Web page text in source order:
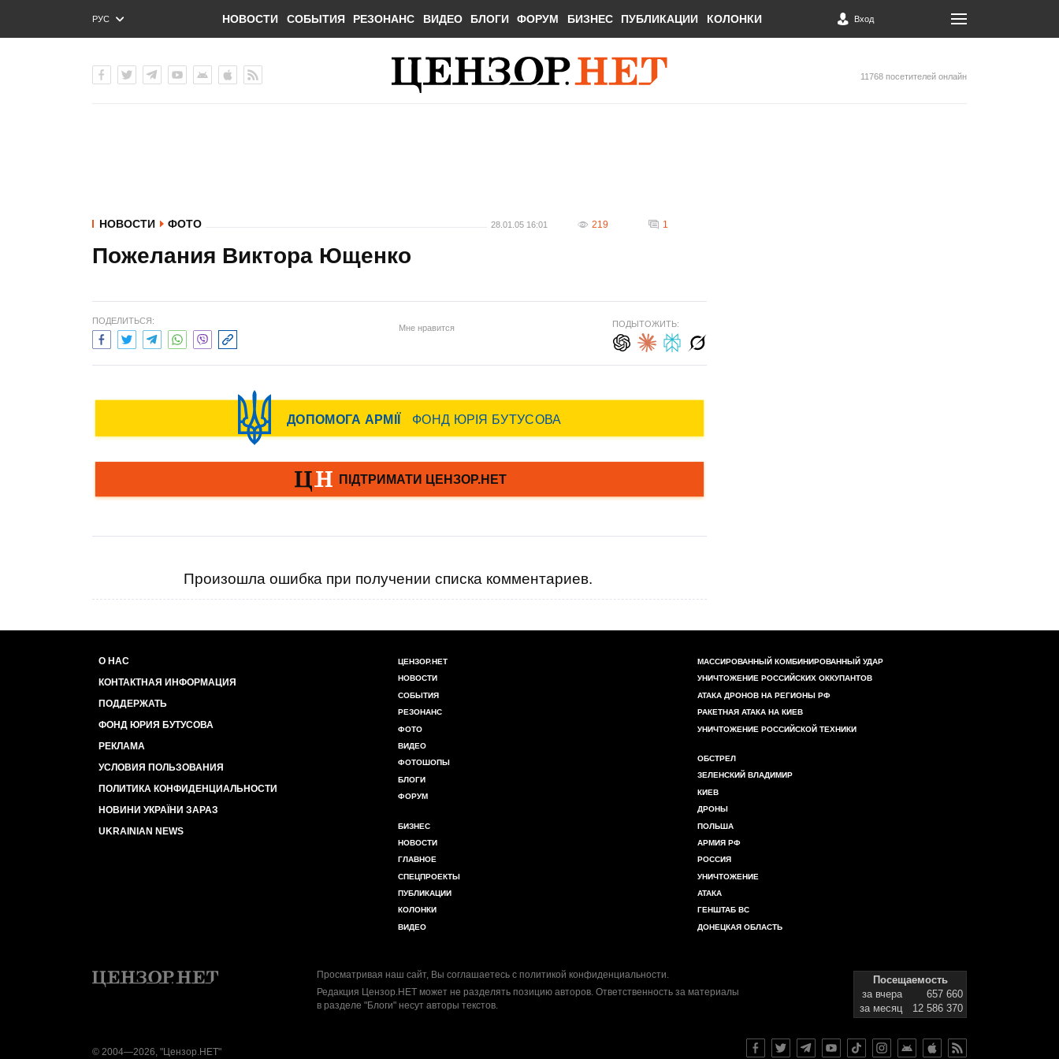
РУС
ENG
НОВОСТИ СОБЫТИЯ РЕЗОНАНС ВИДЕО БЛОГИ ФОРУМ БИЗНЕС ПУБЛИКАЦИИ КОЛОНКИ Вход
11768 посетителей онлайн
НОВОСТИ ФОТО 28.01.05 16:01 219 1
Пожелания Виктора Ющенко
ПОДЕЛИТЬСЯ:
Мне нравится ПОДЫТОЖИТЬ:
Произошла ошибка при получении списка комментариев.
О НАС
КОНТАКТНАЯ ИНФОРМАЦИЯ
ПОДДЕРЖАТЬ
ФОНД ЮРИЯ БУТУСОВА
РЕКЛАМА
УСЛОВИЯ ПОЛЬЗОВАНИЯ
ПОЛИТИКА КОНФИДЕНЦИАЛЬНОСТИ
НОВИНИ УКРАЇНИ ЗАРАЗ
UKRAINIAN NEWS
ЦЕНЗОР.НЕТ
НОВОСТИ
СОБЫТИЯ
РЕЗОНАНС
ФОТО
ВИДЕО
ФОТОШОПЫ
БЛОГИ
ФОРУМ
БИЗНЕС
НОВОСТИ
ГЛАВНОЕ
СПЕЦПРОЕКТЫ
ПУБЛИКАЦИИ
КОЛОНКИ
ВИДЕО
МАССИРОВАННЫЙ КОМБИНИРОВАННЫЙ УДАР
УНИЧТОЖЕНИЕ РОССИЙСКИХ ОККУПАНТОВ
АТАКА ДРОНОВ НА РЕГИОНЫ РФ
РАКЕТНАЯ АТАКА НА КИЕВ
УНИЧТОЖЕНИЕ РОССИЙСКОЙ ТЕХНИКИ
ОБСТРЕЛ
ЗЕЛЕНСКИЙ ВЛАДИМИР
КИЕВ
ДРОНЫ
ПОЛЬША
АРМИЯ РФ
РОССИЯ
УНИЧТОЖЕНИЕ
АТАКА
ГЕНШТАБ ВС
ДОНЕЦКАЯ ОБЛАСТЬ
Просматривая наш сайт, Вы соглашаетесь с политикой конфиденциальности.
Редакция Цензор.НЕТ может не разделять позицию авторов. Ответственность за материалы
в разделе "Блоги" несут авторы текстов.
Посещаемость
за вчера
657 660
за месяц
12 586 370
© 2004—2026, "Цензор.НЕТ"